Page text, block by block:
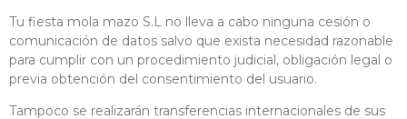
Tu fiesta mola mazo S.L no lleva a cabo ninguna cesión o
comunicación de datos salvo que exista necesidad razonable
para cumplir con un procedimiento judicial, obligación legal o
previa obtención del consentimiento del usuario.
Tampoco se realizarán transferencias internacionales de sus